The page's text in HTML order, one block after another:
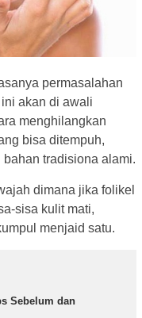
permasalahan
akan di awali
menghilangkan
bisa ditempuh,
tradisiona alami.
dimana jika folikel
sisa kulit mati,
menjaid satu.
Sebelum dan